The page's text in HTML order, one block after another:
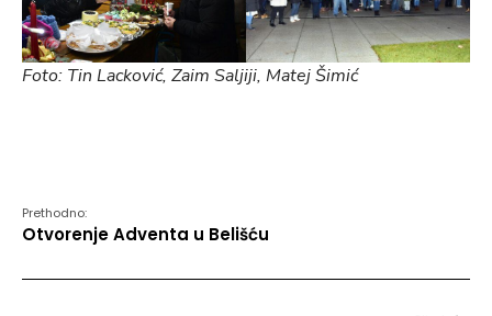
Foto: Tin Lacković, Zaim Saljiji, Matej Šimić
Prethodno:
Otvorenje Adventa u Belišću